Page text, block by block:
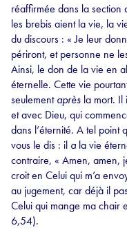
réaffirmée dans la section
les brebis aient la vie, la
du discours : « Je leur
périront, et personne ne
Ainsi, le don de la vie en
éternelle. Cette vie
seulementaprès la mort. Il
et avec Dieu, qui
dans l’éternité. A tel point
vous le dis : il ala vie
contraire, « Amen, amen,
croit en Celui qui m’a
au jugement, car déjà il
Celui qui mange ma chair
6,54).